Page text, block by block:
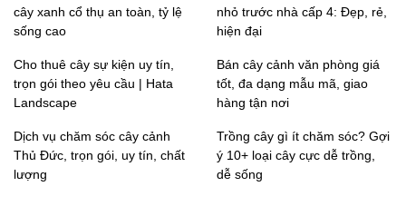
cây xanh cổ thụ an toàn, tỷ lệ
sống cao
nhỏ trước nhà cấp 4: Đẹp, rẻ,
hiện đại
Cho thuê cây sự kiện uy tín,
trọn gói theo yêu cầu | Hata
Landscape
Bán cây cảnh văn phòng giá
tốt, đa dạng mẫu mã, giao
hàng tận nơi
Dịch vụ chăm sóc cây cảnh
Thủ Đức, trọn gói, uy tín, chất
lượng
Trồng cây gì ít chăm sóc? Gợi
ý 10+ loại cây cực dễ trồng,
dễ sống